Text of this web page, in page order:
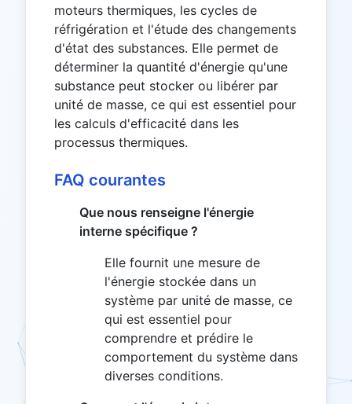
moteurs thermiques, les cycles de
réfrigération et l'étude des changements
d'état des substances. Elle permet de
déterminer la quantité d'énergie qu'une
substance peut stocker ou libérer par
unité de masse, ce qui est essentiel pour
les calculs d'efficacité dans les
processus thermiques.
FAQ courantes
Que nous renseigne l'énergie
interne spécifique ?
Elle fournit une mesure de
l'énergie stockée dans un
système par unité de masse, ce
qui est essentiel pour
comprendre et prédire le
comportement du système dans
diverses conditions.